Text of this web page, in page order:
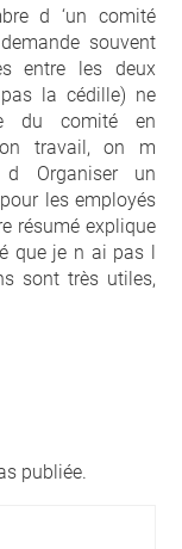
d ‘un comité
souvent
entre les deux
la cédille) ne
du comité en
travail, on m
Organiser un
les employés
résumé explique
que je n ai pas l
sont très utiles,
publiée.